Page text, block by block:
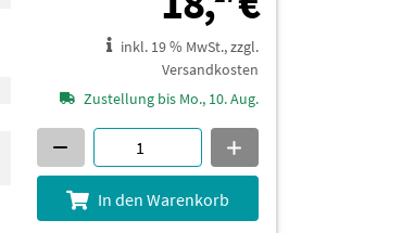
inkl. 19 % MwSt., zzgl.
Versandkosten
Zustellung bis Mo., 10. Aug.
In den Warenkorb